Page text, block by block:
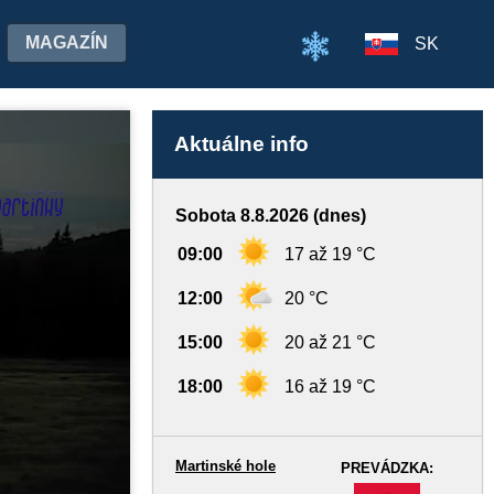
MAGAZÍN SK
Aktuálne info
Sobota 8.8.2026 (dnes)
09:00 17 až 19 °C
12:00 20 °C
15:00 20 až 21 °C
18:00 16 až 19 °C
PREVÁDZKA:
Martinské hole